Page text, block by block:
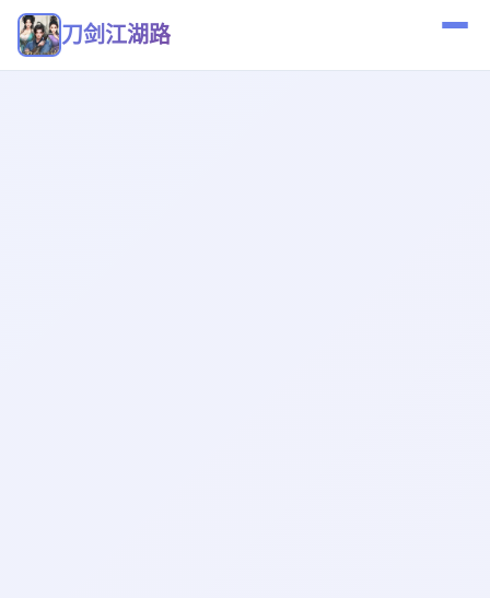
刀剑江湖路